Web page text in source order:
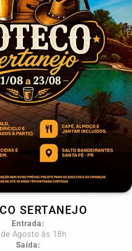
SERTANEJO
Entrada:
Agosto às 18h
Saída: